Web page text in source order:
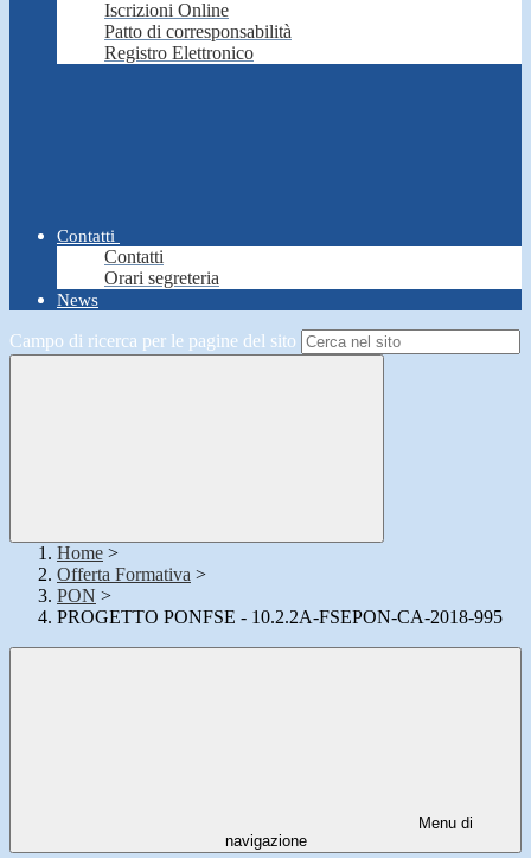
Iscrizioni Online
Patto di corresponsabilità
Registro Elettronico
Contatti
Contatti
Orari segreteria
News
Campo di ricerca per le pagine del sito
Home >
Offerta Formativa >
PON >
PROGETTO PONFSE - 10.2.2A-FSEPON-CA-2018-995
Menu di
navigazione